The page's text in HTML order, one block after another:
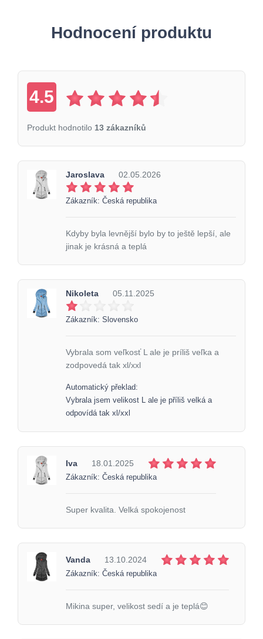
Hodnocení produktu
4.5
Produkt hodnotilo 13 zákazníků
Jaroslava 02.05.2026
Zákazník: Česká republika
Kdyby byla levnější bylo by to ještě lepší, ale
jinak je krásná a teplá
Nikoleta 05.11.2025
Zákazník: Slovensko
Vybrala som veľkosť L ale je príliš veľka a
zodpovedá tak xl/xxl
Automatický překlad:
Vybrala jsem velikost L ale je příliš velká a
odpovídá tak xl/xxl
Iva 18.01.2025
Zákazník: Česká republika
Super kvalita. Velká spokojenost
Vanda 13.10.2024
Zákazník: Česká republika
Mikina super, velikost sedí a je teplá😊